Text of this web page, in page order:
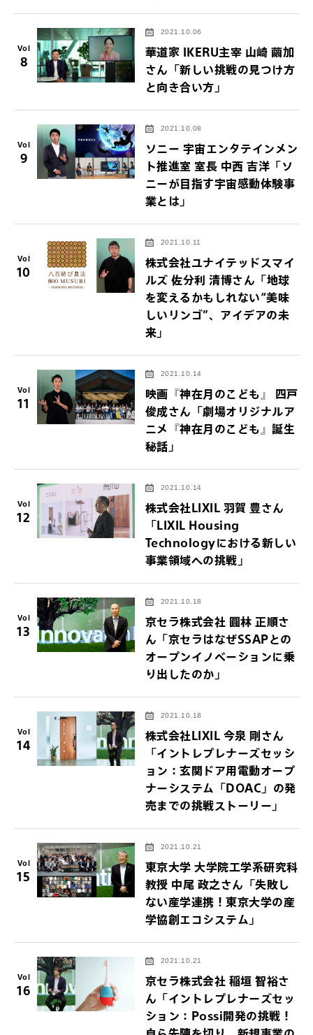
Vol
8
2021.10.06
華道家 IKERU主宰 山崎 繭加
さん「新しい挑戦の見つけ方
と向き合い方」
Vol
9
2021.10.08
ソニー 宇宙エンタテインメン
ト推進室 室長 中西 吉洋「ソ
ニーが目指す宇宙感動体験事
業とは」
Vol
10
2021.10.11
株式会社ユナイテッドスマイ
ルズ 佐分利 清博さん「地球
を変えるかもしれない“美味
しいリンゴ”、アイデアの未
来」
Vol
11
2021.10.14
映画『神在月のこども』 四戸
俊成さん「劇場オリジナルア
ニメ『神在月のこども』誕生
秘話」
Vol
12
2021.10.14
株式会社LIXIL 羽賀 豊さん
「LIXIL Housing
Technologyにおける新しい
事業領域への挑戦」
Vol
13
2021.10.18
京セラ株式会社 圓林 正順さ
ん「京セラはなぜSSAPとの
オープンイノベーションに乗
り出したのか」
Vol
14
2021.10.18
株式会社LIXIL 今泉 剛さん
「イントレプレナーズセッシ
ョン：玄関ドア用電動オープ
ナーシステム「DOAC」の発
売までの挑戦ストーリー」
Vol
15
2021.10.21
東京大学 大学院工学系研究科
教授 中尾 政之さん「失敗し
ない産学連携！東京大学の産
学協創エコシステム」
Vol
16
2021.10.21
京セラ株式会社 稲垣 智裕さ
ん「イントレプレナーズセッ
ション：Possi開発の挑戦！